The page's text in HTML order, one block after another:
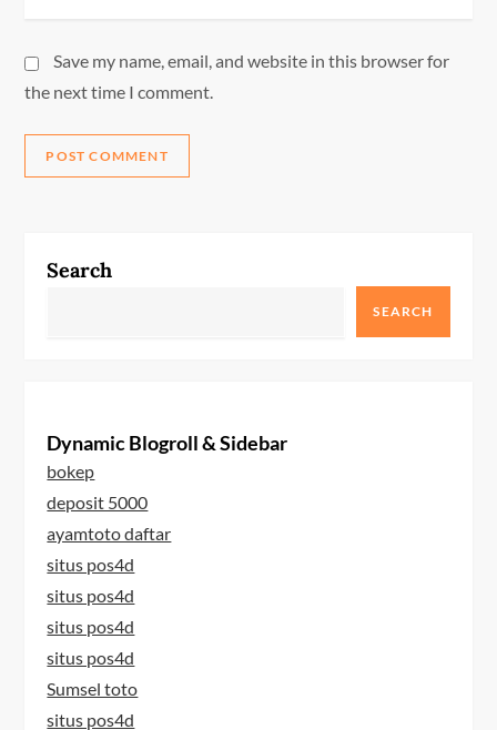
Save my name, email, and website in this browser for
the next time I comment.
Search
SEARCH
Dynamic Blogroll & Sidebar
bokep
deposit 5000
ayamtoto daftar
situs pos4d
situs pos4d
situs pos4d
situs pos4d
Sumsel toto
situs pos4d